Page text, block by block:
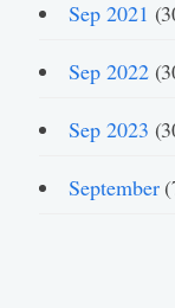
Sep 2021
Sep 2022
Sep 2023
September